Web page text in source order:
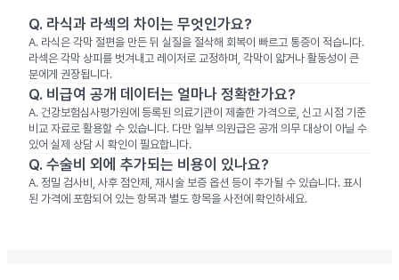
Q. 라식과 라섹의 차이는 무엇인가요?
A. 라식은 각막 절편을 만든 뒤 실질을 절삭해 회복이 빠르고 통증이 적습니다.
라섹은 각막 상피를 벗겨내고 레이저로 교정하며, 각막이 얇거나 활동성이 큰
분에게 권장됩니다.
Q. 비급여 공개 데이터는 얼마나 정확한가요?
A. 건강보험심사평가원에 등록된 의료기관이 제출한 가격으로, 신고 시점 기준
비교 자료로 활용할 수 있습니다. 다만 일부 의원급은 공개 의무 대상이 아닐 수
있어 실제 상담 시 확인이 필요합니다.
Q. 수술비 외에 추가되는 비용이 있나요?
A. 정밀 검사비, 사후 점안제, 재시술 보증 옵션 등이 추가될 수 있습니다. 표시
된 가격에 포함되어 있는 항목과 별도 항목을 사전에 확인하세요.